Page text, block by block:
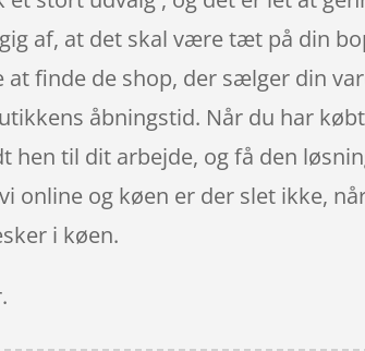
af, at det skal være tæt på din
finde de shop, der sælger din
åbningstid. Når du har
hen til dit arbejde, og få den
online og køen er der slet ikke,
i køen.